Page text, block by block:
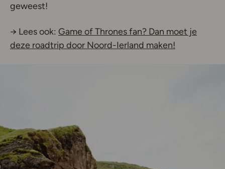
geweest!
→ Lees ook: Game of Thrones fan? Dan moet je
deze roadtrip door Noord-Ierland maken!